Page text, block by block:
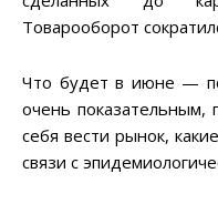
Товарооборот
Что будет в июне —
очень показательным,
себя вести рынок,
связи с